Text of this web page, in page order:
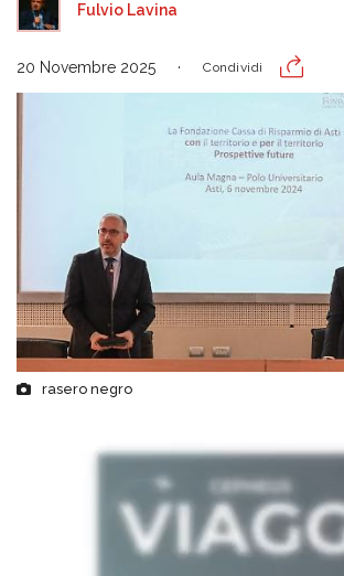
Fulvio Lavina
20 Novembre 2025 Condividi
rasero negro